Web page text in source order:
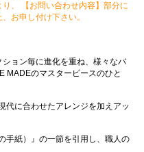
、 【お問い合わせ内容】部分に
お申し付け下さい。
ョン毎に進化を重ね、様々なバ
MADEのマスターピースのひと
代に合わせたアレンジを加えアッ
手紙）』の一節を引用し、職人の